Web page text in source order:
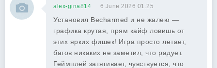
alex-gina814 6 June 2026 01:25
Установил Becharmed и не жалею —
графика крутая, прям кайф ловишь от
этих ярких фишек! Игра просто летает,
багов никаких не заметил, что радует.
Геймплей затягивает, чувствуется, что